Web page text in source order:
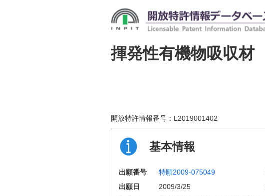
揮発性有機物吸収材
開放特許情報番号： L2019001402
基本情報
出願番号 特願2009-075049
出願日
2009/3/25